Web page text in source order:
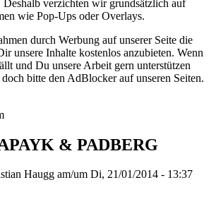
Deshalb verzichten wir grundsätzlich auf
wie Pop-Ups oder Overlays.
durch Werbung auf unserer Seite die
unsere Inhalte kostenlos anzubieten. Wenn
und Du unsere Arbeit gern unterstützen
bitte den AdBlocker auf unseren Seiten.
& PADBERG
Haugg am/um Di, 21/01/2014 - 13:37